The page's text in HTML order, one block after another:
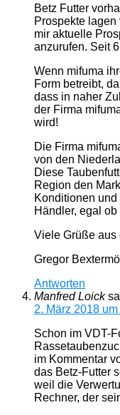
Betz Futter
Prospekte lagen
mir aktuelle
anzurufen. Seit
​Wenn mifuma
Form betreibt,
dass in naher
der Firma
wird!
​Die Firma
von den
Diese
Region den
Konditionen
Händler, egal
Viele Grüße aus
Gregor
Antworten
Manfred Loick
2. März 2018
Schon im VDT-
im Kommentar
das Betz-Futter
weil die
Rechner, der